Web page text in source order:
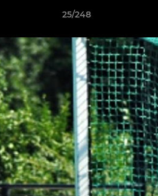
25/248